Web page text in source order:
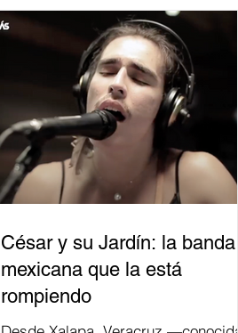
César y su Jardín: la banda
mexicana que la está
rompiendo